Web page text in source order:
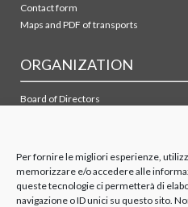
Per fornire le migliori esperienze,
memorizzare e/o accedere alle
queste tecnologie ci permetterà di
navigazione o ID unici su questo sito.
Contact form
Maps and PDF of transports
ORGANIZATION
Board of Directors
TRASPARENCY